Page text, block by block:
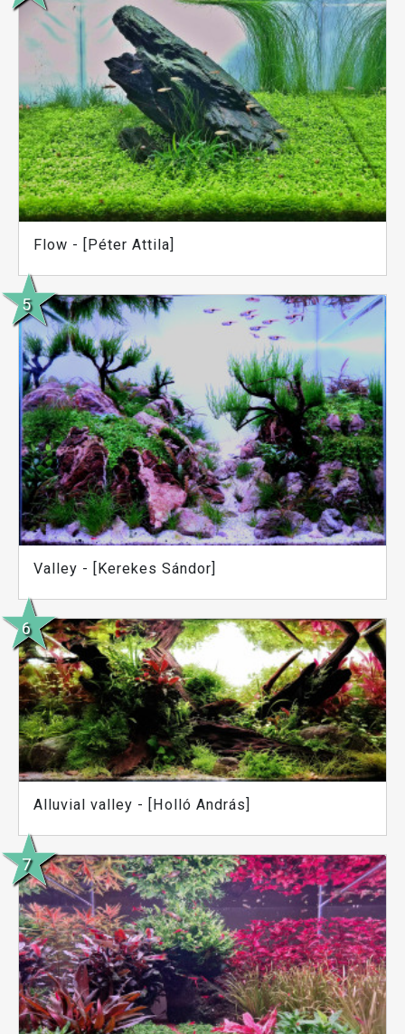
Flow - [Péter Attila]
Valley - [Kerekes Sándor]
Alluvial valley - [Holló András]